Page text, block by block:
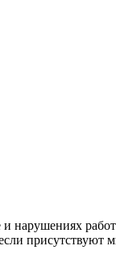
и нарушениях